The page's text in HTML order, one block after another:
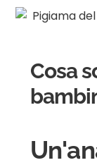
Cosa